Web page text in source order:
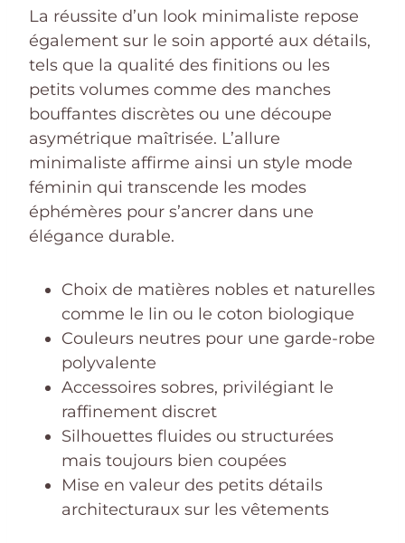
La réussite d’un look minimaliste repose
également sur le soin apporté aux détails,
tels que la qualité des finitions ou les
petits volumes comme des manches
bouffantes discrètes ou une découpe
asymétrique maîtrisée. L’allure
minimaliste affirme ainsi un style mode
féminin qui transcende les modes
éphémères pour s’ancrer dans une
élégance durable.
Choix de matières nobles et naturelles
comme le lin ou le coton biologique
Couleurs neutres pour une garde-robe
polyvalente
Accessoires sobres, privilégiant le
raffinement discret
Silhouettes fluides ou structurées
mais toujours bien coupées
Mise en valeur des petits détails
architecturaux sur les vêtements